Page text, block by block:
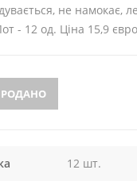
не намокає,
- 12 од. Ціна 15,9
12 шт.